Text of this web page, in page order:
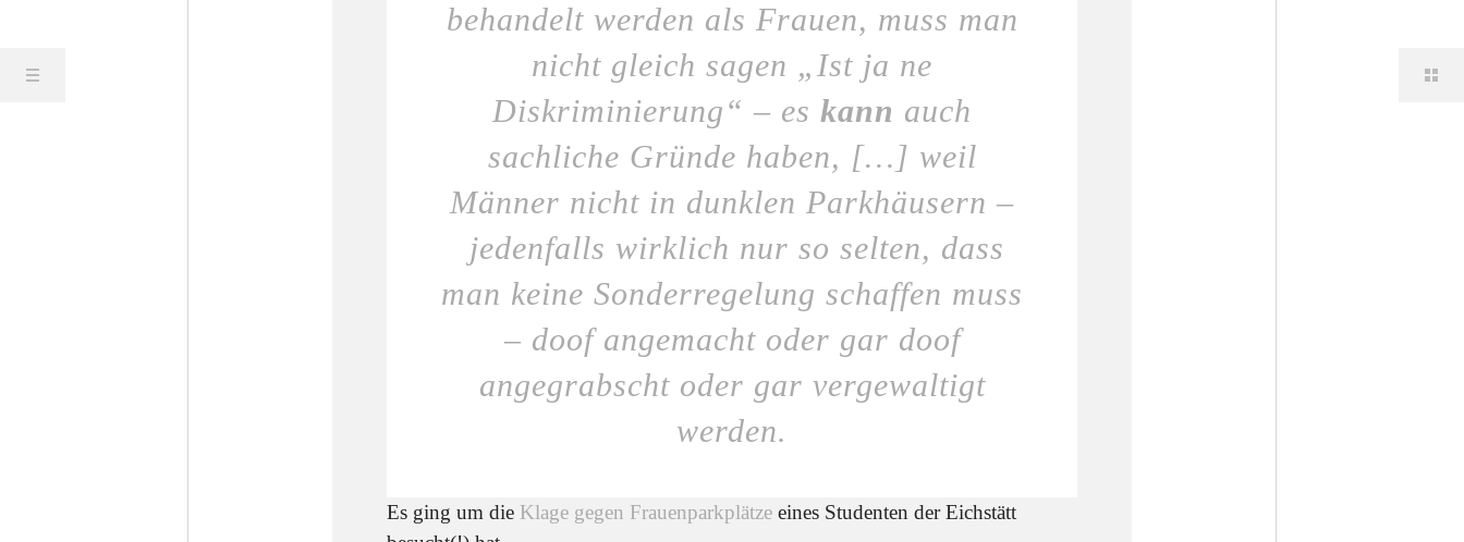
behandelt werden als Frauen, muss man
nicht gleich sagen „Ist ja ne
Diskriminierung“ – es kann auch
sachliche Gründe haben, […] weil
Männer nicht in dunklen Parkhäusern –
jedenfalls wirklich nur so selten, dass
man keine Sonderregelung schaffen muss
– doof angemacht oder gar doof
angegrabscht oder gar vergewaltigt
werden.
Es ging um die Klage gegen Frauenparkplätzeeines Studenten der Eichstätt